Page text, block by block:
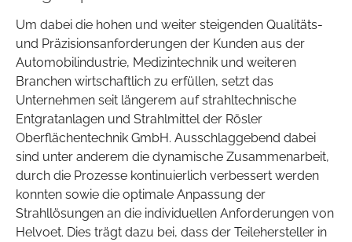
Um dabei die hohen und weiter steigenden Qualitäts-
und Präzisionsanforderungen der Kunden aus der
Automobilindustrie, Medizintechnik und weiteren
Branchen wirtschaftlich zu erfüllen, setzt das
Unternehmen seit längerem auf strahltechnische
Entgratanlagen und Strahlmittel der Rösler
Oberflächentechnik GmbH. Ausschlaggebend dabei
sind unter anderem die dynamische Zusammenarbeit,
durch die Prozesse kontinuierlich verbessert werden
konnten sowie die optimale Anpassung der
Strahllösungen an die individuellen Anforderungen von
Helvoet. Dies trägt dazu bei, dass der Teilehersteller in